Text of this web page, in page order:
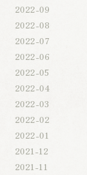
2022-09
2022-08
2022-07
2022-06
2022-05
2022-04
2022-03
2022-02
2022-01
2021-12
2021-11